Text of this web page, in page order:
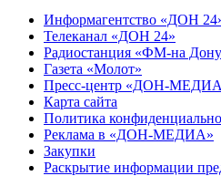
Информагентство «ДОН
Телеканал «ДОН 24»
Радиостанция «ФМ-на
Газета «Молот»
Пресс-центр «ДОН-
Карта сайта
Политика
Реклама в «ДОН-МЕДИА»
Закупки
Раскрытие информации